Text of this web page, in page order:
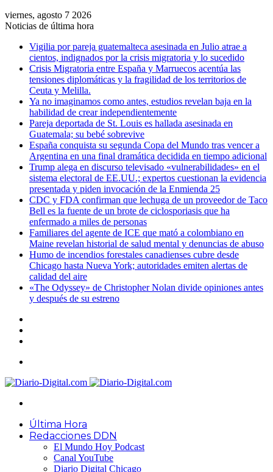
viernes, agosto 7 2026
Noticias de última hora
Vigilia por pareja guatemalteca asesinada en Julio atrae a
cientos, indignados por la crisis migratoria y lo sucedido
Crisis Migratoria entre España y Marruecos acentúa las
tensiones diplomáticas y la fragilidad de los territorios de
Ceuta y Melilla.
Ya no imaginamos como antes, estudios revelan baja en la
habilidad de crear independientemente
Pareja deportada de St. Louis es hallada asesinada en
Guatemala; su bebé sobrevive
España conquista su segunda Copa del Mundo tras vencer a
Argentina en una final dramática decidida en tiempo adicional
Trump alega en discurso televisado «vulnerabilidades» en el
sistema electoral de EE.UU.; expertos cuestionan la evidencia
presentada y piden invocación de la Enmienda 25
CDC y FDA confirman que lechuga de un proveedor de Taco
Bell es la fuente de un brote de ciclosporiasis que ha
enfermado a miles de personas
Familiares del agente de ICE que mató a colombiano en
Maine revelan historial de salud mental y denuncias de abuso
Humo de incendios forestales canadienses cubre desde
Chicago hasta Nueva York; autoridades emiten alertas de
calidad del aire
«The Odyssey» de Christopher Nolan divide opiniones antes
y después de su estreno
Última Hora
Redacciones DDN
El Mundo Hoy Podcast
Canal YouTube
Diario Digital Chicago